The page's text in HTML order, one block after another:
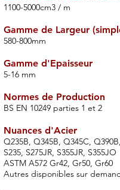
1100-5000cm3 / m
Gamme de Largeur
580-800mm
Gamme d'Epaisseur
5-16 mm
Normes de Production
BS EN 10249 parties 1 et 2
Nuances d'Acier
Q235B, Q345B, Q345C,
S235, S275JR, S355JR, S355JO
ASTM A572 Gr42, Gr50, Gr60
Autres disponibles sur